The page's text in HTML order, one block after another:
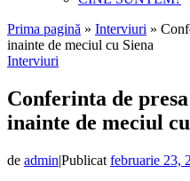
Prima pagină » Interviuri »
inainte de meciul cu Siena
Interviuri
Conferinta de
inainte de meciul
de admin|Publicat februarie 23,